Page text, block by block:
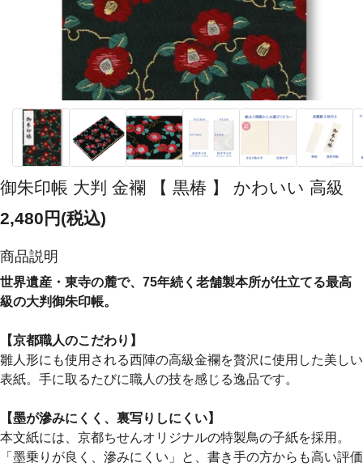
御朱印帳 大判 金襴 【 黒椿 】 かわいい 高級
2,480円(税込)
商品説明
世界遺産・東寺の麓で、75年続く老舗製本所が仕立てる最高
級の大判御朱印帳。
【京都職人のこだわり】
雛人形にも使用される西陣の高級金襴を贅沢に使用した美しい
表紙。手に取るたびに職人の技を感じる逸品です。
【墨が滲みにくく、裏写りしにくい】
本文紙には、京都ちせんオリジナルの特製鳥の子紙を採用。
「墨乗りが良く、滲みにくい」と、書き手の方からも高い評価